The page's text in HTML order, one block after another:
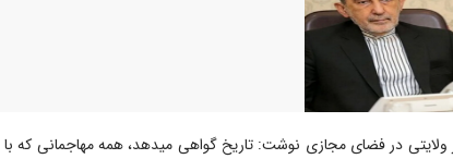
ولایتی در فضای مجازی نوشت: تاریخ گواهی میدهد، همه مهاجمانی که